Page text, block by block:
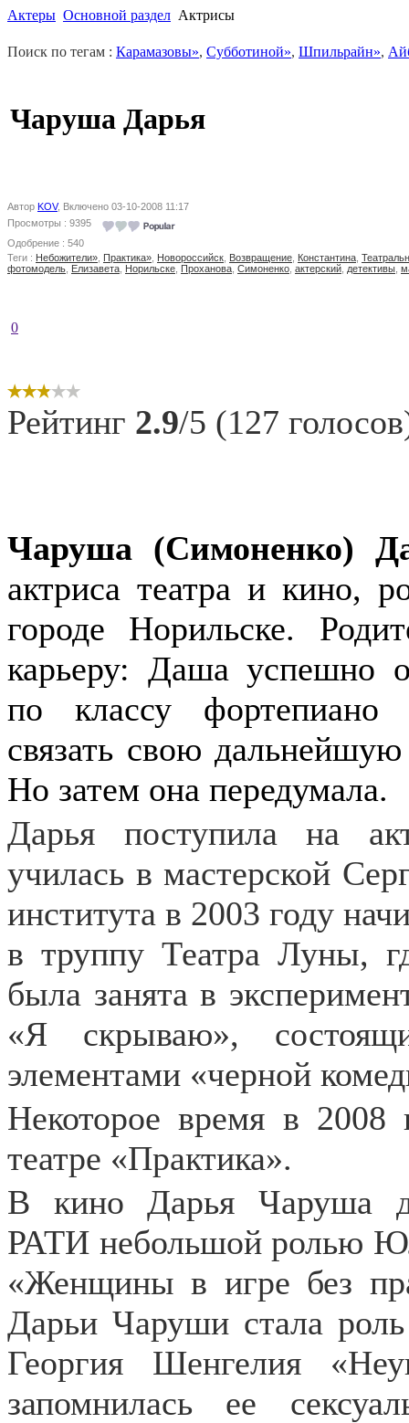
Актеры Основной раздел Актрисы
Поиск по тегам : Карамазовы», Субботиной», Шпильрайн»,
Чаруша Дарья
Автор KOV, Включено 03-10-2008 11:17
Просмотры : 9395
Одобрение : 540
Теги : Небожители» Практика» Новороссийск Возвращение Константина
фотомодель Елизавета Норильске Проханова Симоненко актерский детективы
0
Рейтинг 2.9/5 (127
Чаруша (Симоненко)
актриса театра и кино,
городе Норильске.
карьеру: Даша успешно
по классу фортепиано
связать свою
Но затем она передумала.
Дарья поступила на
училась в мастерской
института в 2003 году
в труппу Театра Луны,
была занята в
«Я скрываю»,
элементами «черной
Некоторое время в 2008
театре «Практика».
В кино Дарья Чаруша
РАТИ небольшой ролью
«Женщины в игре без
Дарьи Чаруши стала
Георгия Шенгелия
запомнилась ее